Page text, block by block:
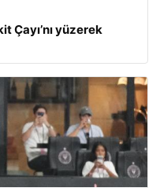
Çayı’nı yüzerek